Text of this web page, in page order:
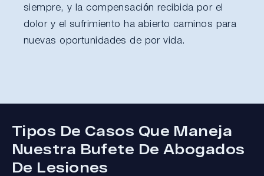
siempre, y la compensación recibida por el
dolor y el sufrimiento ha abierto caminos para
nuevas oportunidades de por vida.
Tipos De Casos Que Maneja
Nuestra Bufete De Abogados
De Lesiones